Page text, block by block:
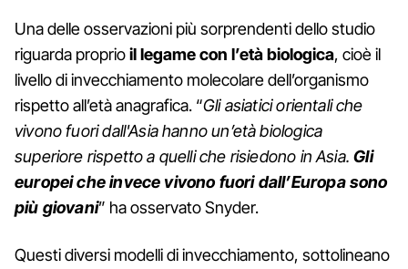
Una delle osservazioni più sorprendenti dello studio
riguarda proprioil legame con l’età biologica, cioè il
livello di invecchiamento molecolare dell’organismo
rispetto all’età anagrafica. “Gli asiatici orientali che
vivono fuori dall'Asia hanno un’età biologica
superiore rispetto a quelli che risiedono in Asia.Gli
europei che invece vivono fuori dall’Europa sono
più giovani” ha osservato Snyder.
Questi diversi modelli di invecchiamento, sottolineano